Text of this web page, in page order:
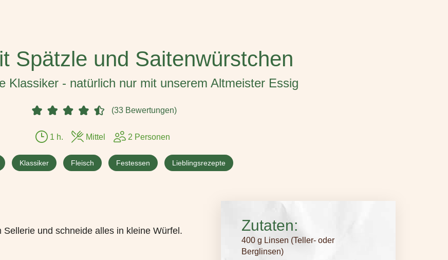
Spätzle und Saitenwürstchen
Klassiker - natürlich nur mit unserem Altmeister Essig
(33 Bewertungen)
1 h. Mittel 2 Personen
Klassiker Fleisch Festessen Lieblingsrezepte
und schneide alles in kleine Würfel. Zutaten:
400 g Linsen (Teller- oder
Berglinsen)